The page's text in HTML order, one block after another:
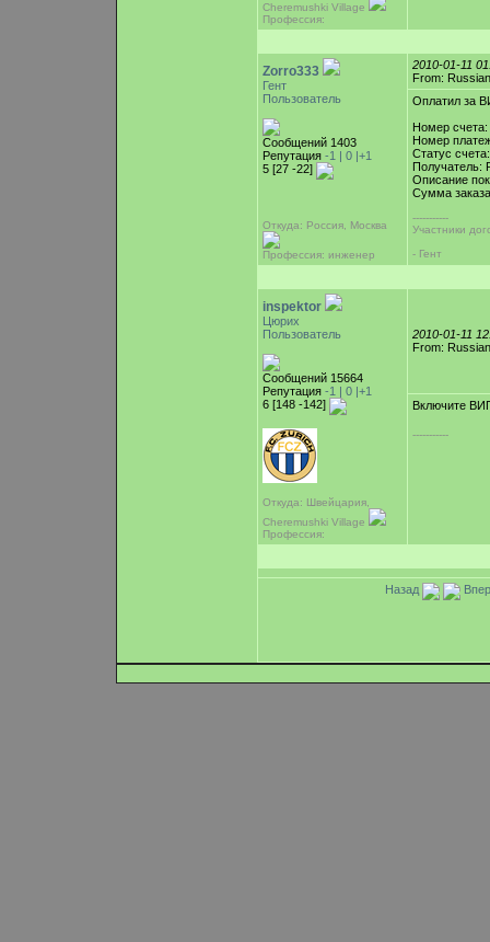
Cheremushki Village
Профессия:
Zorro333
Гент
Пользователь
Сообщений 1403
Репутация -1 | 0 |+1
5 [27 -22]
Откуда: Россия, Москва
Профессия: инженер
2010-01-11
From:
Оплатил за
Номер
Номер
Статус
Получатель:
Описание
Сумма
-----------
Участники
- Гент
inspektor
Цюрих
Пользователь
Сообщений 15664
Репутация -1 | 0 |+1
6 [148 -142]
Откуда: Швейцария,
Cheremushki Village
Профессия:
2010-01-11
From:
Включите
-----------
Назад